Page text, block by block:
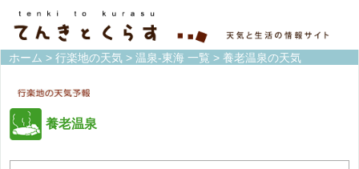
ホーム > 行楽地の天気 > 温泉-東海 一覧 > 養老温泉の天気
養老温泉